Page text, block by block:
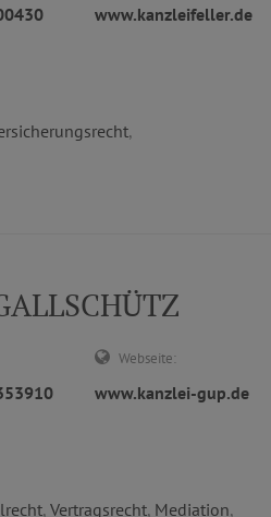
www.kanzleifeller.de
,
Webseite:
www.kanzlei-gup.de
, Vertragsrecht, Mediation,